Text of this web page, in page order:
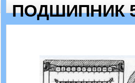
ПОДШИПНИК